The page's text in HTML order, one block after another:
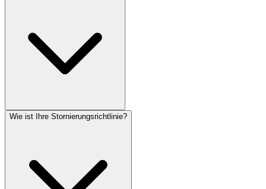
Wie ist Ihre Stornierungsrichtlinie?